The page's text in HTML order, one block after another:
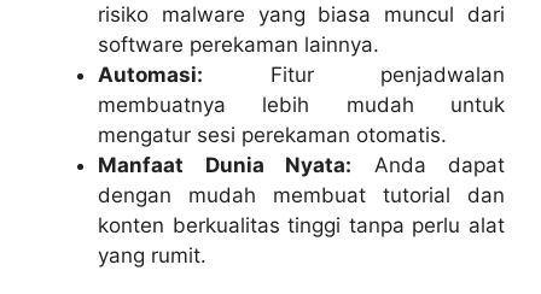
risiko malware yang biasa muncul dari
software perekaman lainnya.
Automasi: Fitur penjadwalan
membuatnya lebih mudah untuk
mengatur sesi perekaman otomatis.
Manfaat Dunia Nyata: Anda dapat
dengan mudah membuat tutorial dan
konten berkualitas tinggi tanpa perlu alat
yang rumit.